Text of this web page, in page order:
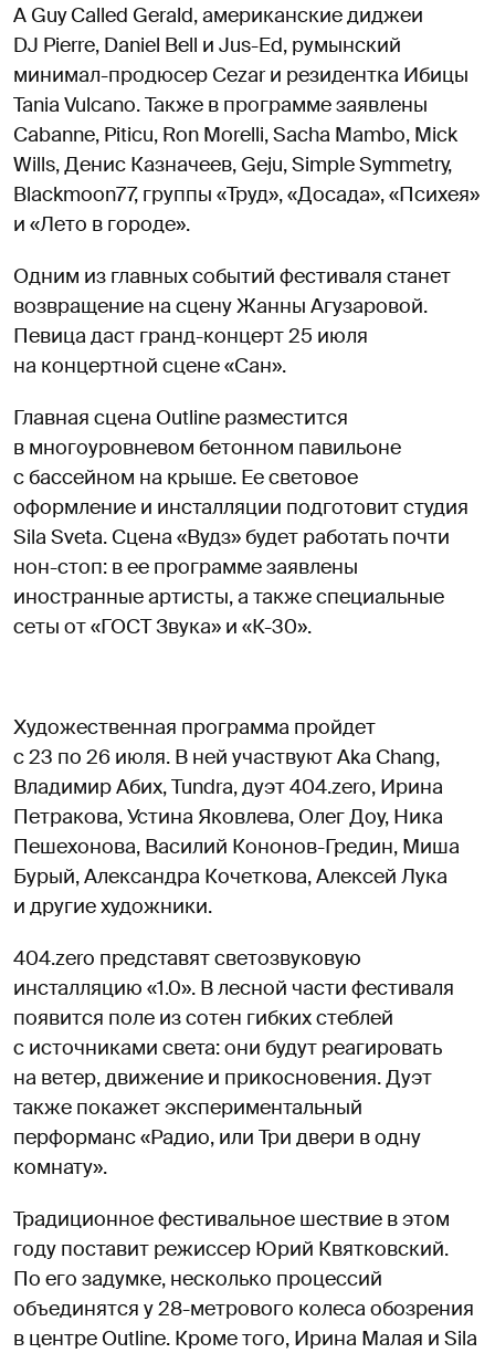
A Guy Called Gerald, американские диджеи
DJ Pierre, Daniel Bell и Jus-Ed, румынский
минимал-продюсер Cezar и резидентка Ибицы
Tania Vulcano. Также в программе заявлены
Cabanne, Piticu, Ron Morelli, Sacha Mambo, Mick
Wills, Денис Казначеев, Geju, Simple Symmetry,
Blackmoon77, группы «Труд», «Досада», «Психея»
и «Лето в городе».
Одним из главных событий фестиваля станет
возвращение на сцену Жанны Агузаровой.
Певица даст гранд-концерт 25 июля
на концертной сцене «Сан».
Главная сцена Outline разместится
в многоуровневом бетонном павильоне
с бассейном на крыше. Ее световое
оформление и инсталляции подготовит студия
Sila Sveta. Сцена «Вудз» будет работать почти
нон-стоп: в ее программе заявлены
иностранные артисты, а также специальные
сеты от «ГОСТ Звука» и «К-30».
Художественная программа пройдет
с 23 по 26 июля. В ней участвуют Aka Chang,
Владимир Абих, Tundra, дуэт 404.zero, Ирина
Петракова, Устина Яковлева, Олег Доу, Ника
Пешехонова, Василий Кононов-Гредин, Миша
Бурый, Александра Кочеткова, Алексей Лука
и другие художники.
404.zero представят светозвуковую
инсталляцию «1.0». В лесной части фестиваля
появится поле из сотен гибких стеблей
с источниками света: они будут реагировать
на ветер, движение и прикосновения. Дуэт
также покажет экспериментальный
перформанс «Радио, или Три двери в одну
комнату».
Традиционное фестивальное шествие в этом
году поставит режиссер Юрий Квятковский.
По его задумке, несколько процессий
объединятся у 28-метрового колеса обозрения
в центре Outline. Кроме того, Ирина Малая и Sila